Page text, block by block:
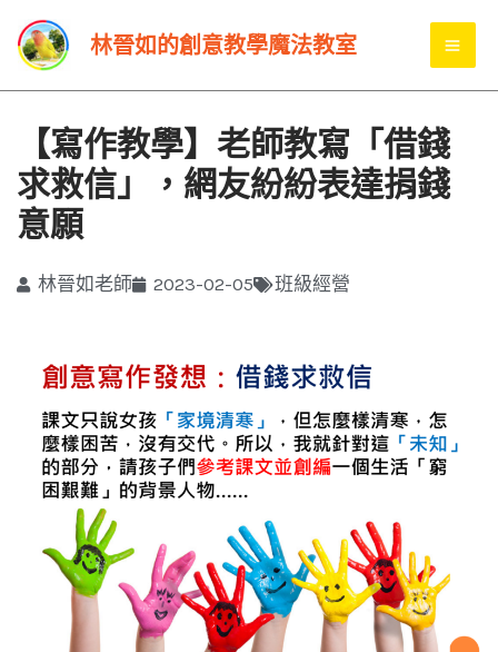
主
林晉如的創意教學魔法教室
【寫作教學】老師教寫「借錢
求救信」，網友紛紛表達捐錢
意願
林晉如老師 2023-02-05 班級經營